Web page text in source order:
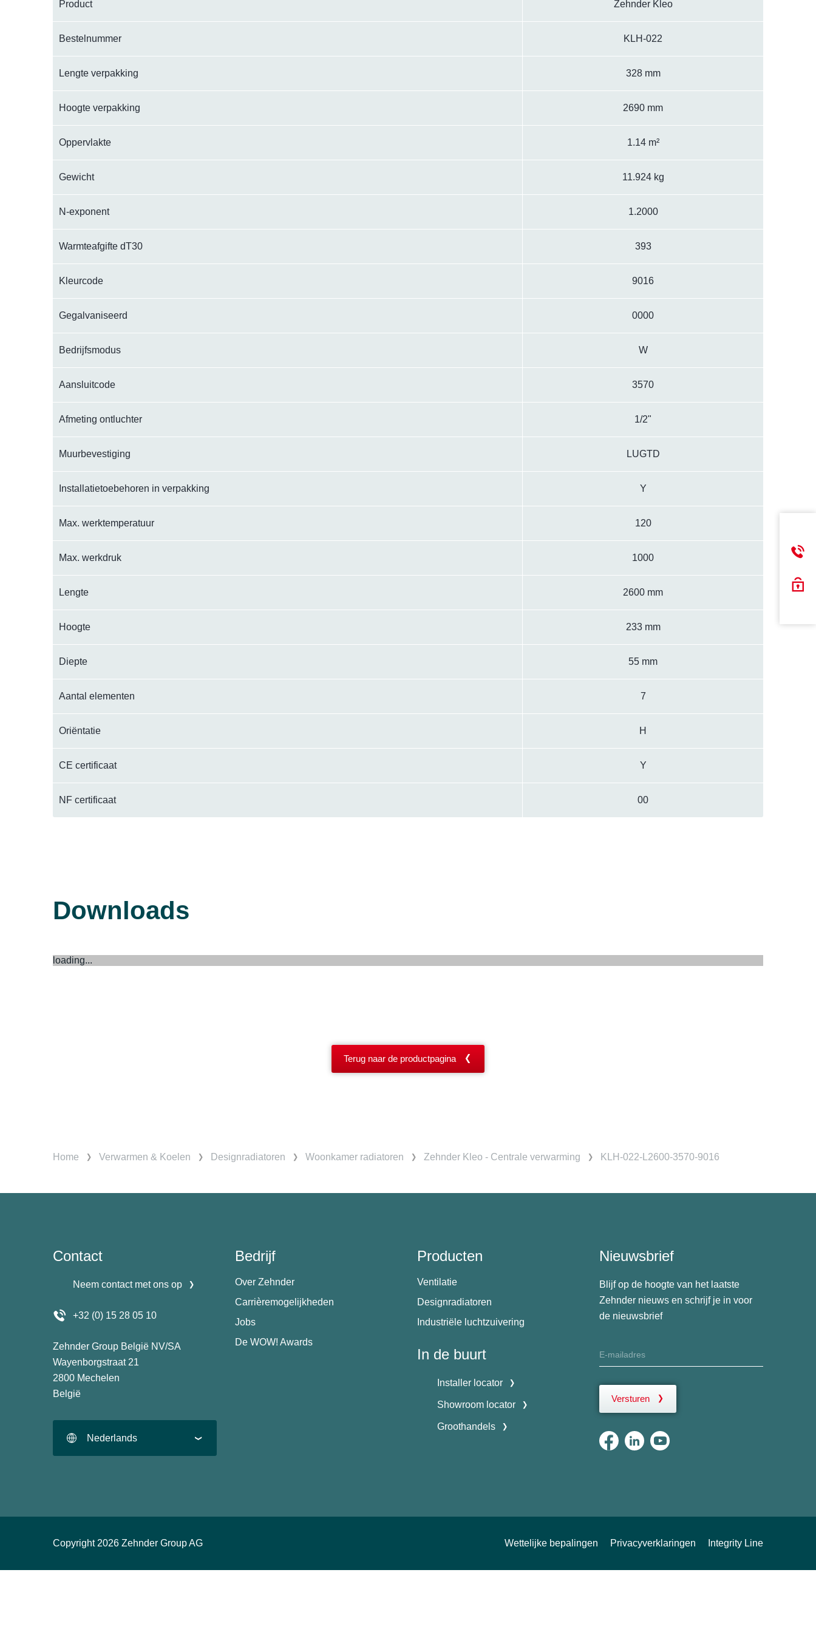
Product Zehnder Kleo
Bestelnummer KLH-022
Lengte verpakking 328 mm
Hoogte verpakking 2690 mm
Oppervlakte 1.14 m²
Gewicht 11.924 kg
N-exponent 1.2000
Warmteafgifte dT30 393
Kleurcode 9016
Gegalvaniseerd 0000
Bedrijfsmodus W
Aansluitcode 3570
Afmeting ontluchter 1/2"
Muurbevestiging LUGTD
Installatietoebehoren in verpakking Y
Max. werktemperatuur 120
Max. werkdruk 1000
Lengte 2600 mm
Hoogte 233 mm
Diepte 55 mm
Aantal elementen 7
Oriëntatie H
CE certificaat Y
NF certificaat 00
Downloads
loading...
Terug naar de productpagina
Home Verwarmen & Koelen Designradiatoren Woonkamer radiatoren Zehnder Kleo - Centrale verwarming KLH-022-L2600-3570-9016
Contact
Neem contact met ons op
+32 (0) 15 28 05 10
Zehnder Group België NV/SA
Wayenborgstraat 21
2800 Mechelen
België
Nederlands
Bedrijf
Over Zehnder
Carrièremogelijkheden
Jobs
De WOW! Awards
Producten
Ventilatie
Designradiatoren
Industriële luchtzuivering
In de buurt
Installer locator
Showroom locator
Groothandels
Nieuwsbrief
Blijf op de hoogte van het laatste
Zehnder nieuws en schrijf je in voor
de nieuwsbrief
Versturen
Copyright 2026 Zehnder Group AG Wettelijke bepalingen Privacyverklaringen Integrity Line